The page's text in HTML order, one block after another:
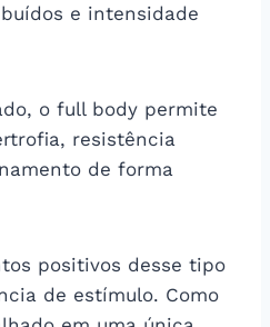
e intensidade
o full body permite
resistência
de forma
positivos desse tipo
de estímulo. Como